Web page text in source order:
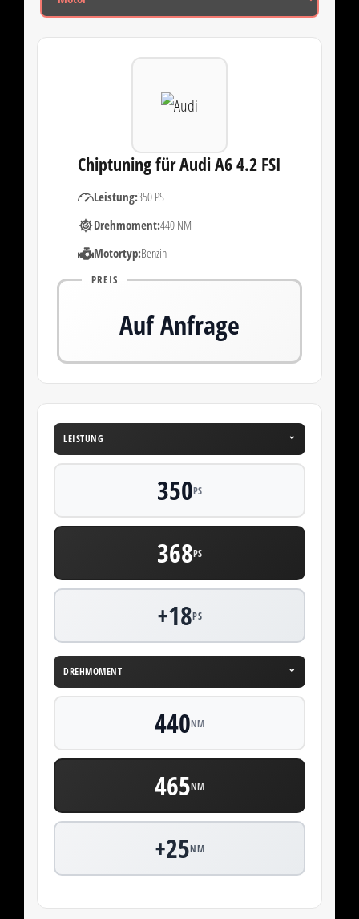
Chiptuning für Audi A6 4.2 FSI
Leistung:350 PS
Drehmoment:440 NM
Motortyp:Benzin
PREIS
Auf Anfrage
LEISTUNG ⌄
350PS
368PS
+18PS
DREHMOMENT ⌄
440NM
465NM
+25NM